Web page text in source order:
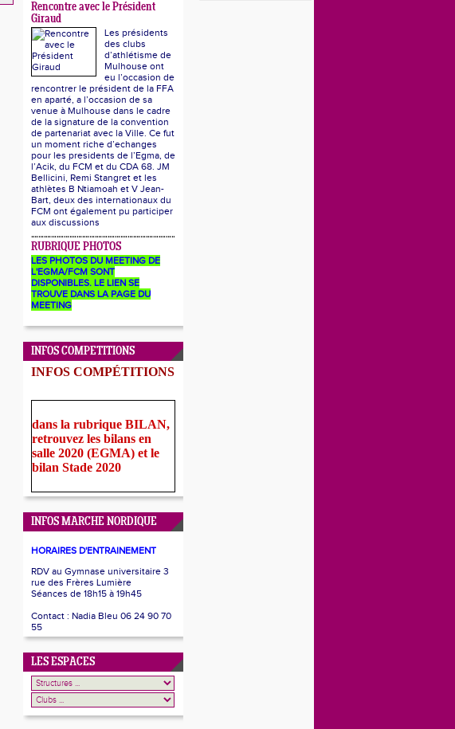
Rencontre avec le Président
Giraud
Les présidents
des clubs
d’athlétisme de
Mulhouse ont
eu l’occasion de
rencontrer le président de la FFA
en aparté, a l’occasion de sa
venue à Mulhouse dans le cadre
de la signature de la convention
de partenariat avec la Ville. Ce fut
un moment riche d’echanges
pour les presidents de l’Egma, de
l’Acik, du FCM et du CDA 68. JM
Bellicini, Remi Stangret et les
athlètes B Ntiamoah et V Jean-
Bart, deux des internationaux du
FCM ont également pu participer
aux discussions
RUBRIQUE PHOTOS
LES PHOTOS DU MEETING DE
L'EGMA/FCM SONT
DISPONIBLES. LE LIEN SE
TROUVE DANS LA PAGE DU
MEETING
INFOS COMPETITIONS
INFOS COMPÉTITIONS
dans la rubrique BILAN,
retrouvez les bilans en
salle 2020 (EGMA) et le
bilan Stade 2020
INFOS MARCHE NORDIQUE
HORAIRES D'ENTRAINEMENT
RDV au Gymnase universitaire 3
rue des Frères Lumière
Séances de 18h15 à 19h45
Contact : Nadia Bleu 06 24 90 70
55
LES ESPACES